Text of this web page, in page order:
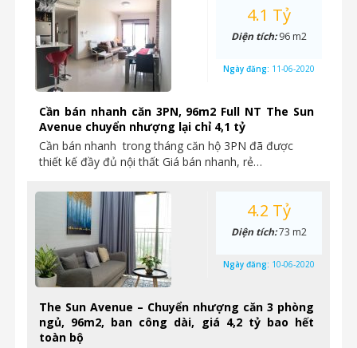
Cần bán nhanh căn 3PN, 96m2 Full NT The Sun
Avenue chuyển nhượng lại chỉ 4,1 tỷ
Cần bán nhanh trong tháng căn hộ 3PN đã được
thiết kế đầy đủ nội thất Giá bán nhanh, rẻ…
4.1 Tỷ
Diện tích:96 m2
Ngày đăng: 11-06-2020
The Sun Avenue – Chuyển nhượng căn 3 phòng
ngủ, 96m2, ban công dài, giá 4,2 tỷ bao hết
toàn bộ
4.2 Tỷ
Diện tích:73 m2
Ngày đăng: 10-06-2020